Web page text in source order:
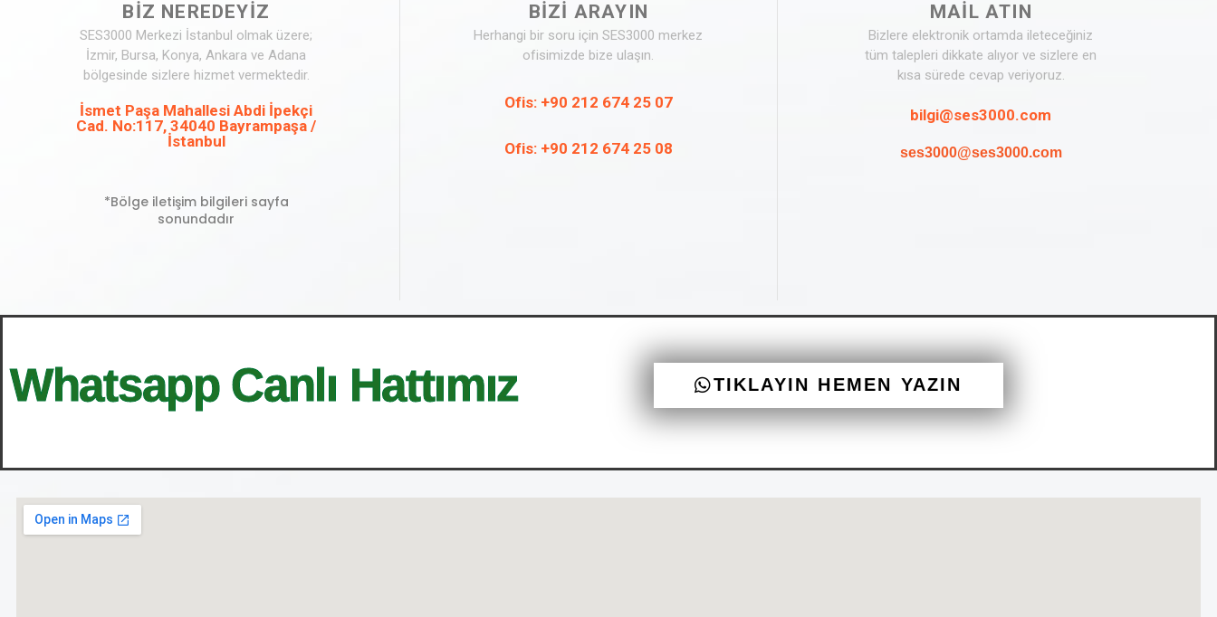
BIZ NEREDEYIZ
SES3000 Merkezi İstanbul olmak üzere;
İzmir, Bursa, Konya, Ankara ve Adana
bölgesinde sizlere hizmet vermektedir.
İsmet Paşa Mahallesi Abdi İpekçi
Cad. No:117, 34040 Bayrampaşa /
İstanbul
*Bölge iletişim bilgileri sayfa
sonundadır
BİZİ ARAYIN
Herhangi bir soru için SES3000 merkez
ofisimizde bize ulaşın.
Ofis: +90 212 674 25 07
Ofis: +90 212 674 25 08
MAİL ATIN
Bizlere elektronik ortamda ileteceğiniz
tüm talepleri dikkate alıyor ve sizlere en
kısa sürede cevap veriyoruz.
bilgi@ses3000.com
ses3000@ses3000.com
Whatsapp Canlı Hattımız TIKLAYIN HEMEN YAZIN